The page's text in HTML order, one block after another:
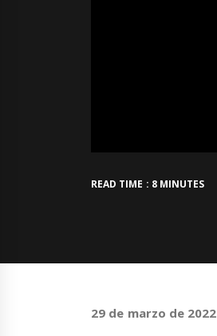
READ TIME : 8 MINUTES
29 de marzo de 2022